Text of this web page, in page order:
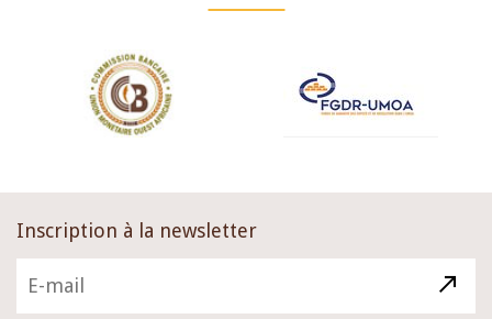
Inscription à la newsletter